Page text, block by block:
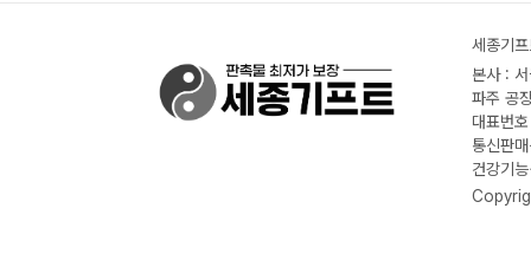
세종기
본사 :
파주 공
대표번
통신판
건강기